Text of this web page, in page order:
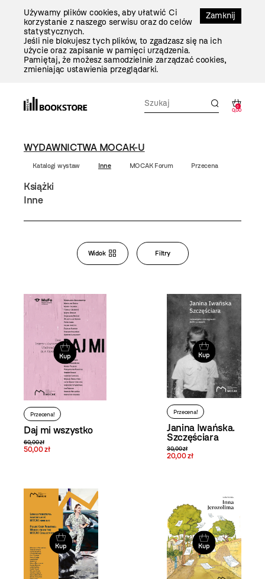
Zamknij
Używamy plików cookies, aby ułatwić Ci
korzystanie z naszego serwisu oraz do celów
statystycznych.
Jeśli nie blokujesz tych plików, to zgadzasz się na ich
użycie oraz zapisanie w pamięci urządzenia.
Pamiętaj, że możesz samodzielnie zarządzać cookies,
zmieniając ustawienia przeglądarki.
0
0,00
WYDAWNICTWA MOCAK-U
Katalogi wystaw Inne MOCAK Forum Przecena
Książki
Inne
Bookstore
Zmiana
i filtrowanie
produktów
Widok Filtry
Kup
Przecena!
Daj mi wszystko
60,00 zł
50,00 zł
Kup
Przecena!
Janina Iwańska.
Szczęściara
30,00 zł
20,00 zł
Kup Kup